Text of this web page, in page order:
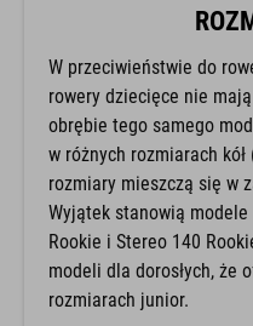
W przeciwieństwie do
rowery dziecięce nie
obrębie tego samego
w różnych rozmiarach
rozmiary mieszczą się w
Wyjątek stanowią
Rookie i Stereo 140
modeli dla dorosłych, że
rozmiarach junior.